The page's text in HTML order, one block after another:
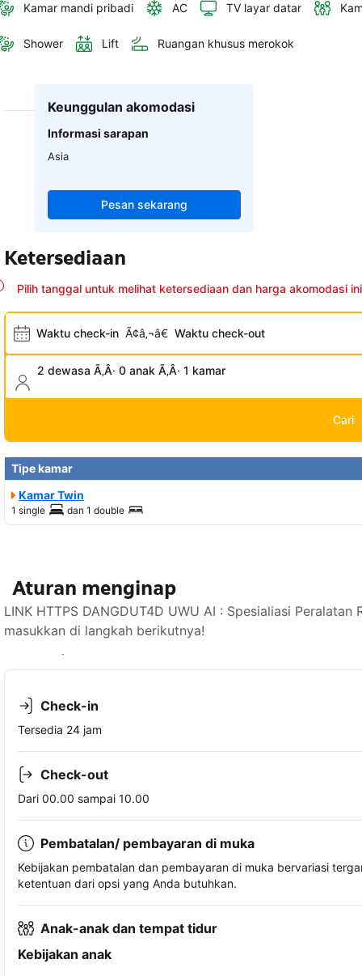
Kamar mandi pribadi AC TV layar datar
Shower Lift Ruangan khusus merokok
Keunggulan akomodasi
Informasi sarapan
Asia
Pesan sekarang
Ketersediaan
Pilih tanggal untuk melihat ketersediaan dan harga akomodasi ini
Waktu check-in Ã¢â‚¬â€ Waktu check-out
2 dewasa Ã‚Â· 0 anak Ã‚Â· 1 kamar
Cari
Tipe kamar
Kamar Twin
1 single dan 1 double
Aturan menginap
LINK HTTPS DANGDUT4D UWU AI : Spesialiasi
masukkan di langkah berikutnya!
Lihat ketersediaan
Check-in
Tersedia 24 jam
Check-out
Dari 00.00 sampai 10.00
Pembatalan/ pembayaran di muka
Kebijakan pembatalan dan pembayaran di muka bervariasi
ketentuan dari opsi yang Anda butuhkan.
Anak-anak dan tempat tidur
Kebijakan anak